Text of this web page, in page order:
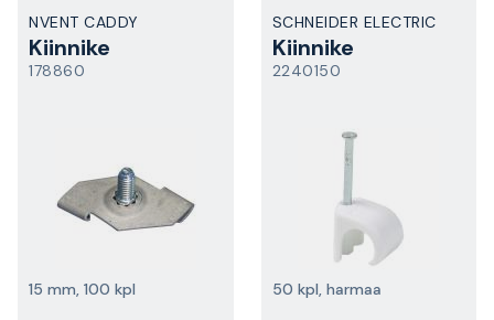
NVENT CADDY
Kiinnike
178860
15 mm, 100 kpl
SCHNEIDER ELECTRIC
Kiinnike
2240150
50 kpl, harmaa